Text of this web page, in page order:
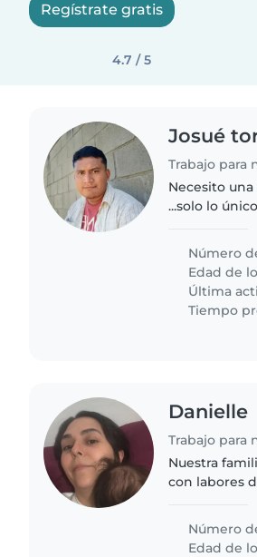
Regístrate gratis
4.7 / 5
Josué
Trabajo para
Necesito
...solo lo
...feliz..
Número
Edad de
Última
Tiempo
Danielle
Trabajo para
Nuestra
con labores
Número
Edad de